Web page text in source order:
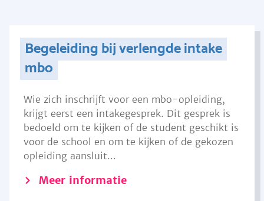
Begeleiding bij verlengde intake
mbo
Wie zich inschrijft voor een mbo-opleiding,
krijgt eerst een intakegesprek. Dit gesprek is
bedoeld om te kijken of de student geschikt is
voor de school en om te kijken of de gekozen
opleiding aansluit...
Meer informatie